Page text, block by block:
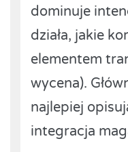
dominuje
działa, jakie
elementem
wycena).
najlepiej
integracja